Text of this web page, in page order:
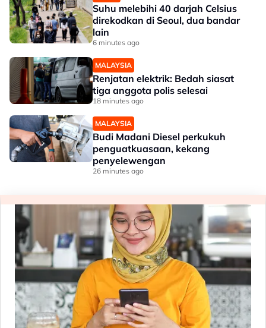
Suhu melebihi 40 darjah Celsius
direkodkan di Seoul, dua bandar
lain
6 minutes ago
MALAYSIA
Renjatan elektrik: Bedah siasat
tiga anggota polis selesai
18 minutes ago
MALAYSIA
Budi Madani Diesel perkukuh
penguatkuasaan, kekang
penyelewengan
26 minutes ago